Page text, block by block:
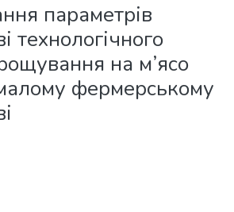
параметрів
технологічного
на м’ясо
фермерському